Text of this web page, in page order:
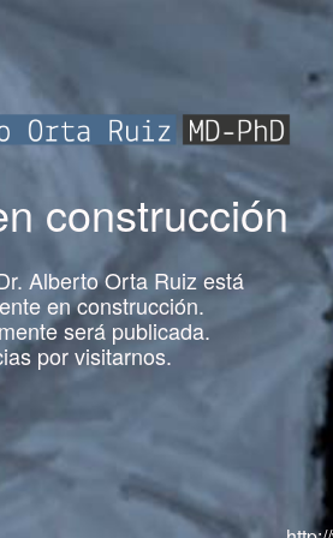
construcción
Alberto Orta Ruiz está
en construcción.
será publicada.
por visitarnos.